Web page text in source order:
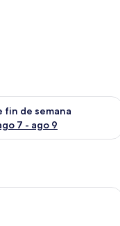
fin de semana
7 - ago 9
para este
Only